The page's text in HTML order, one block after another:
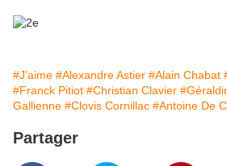
#J'aime #Alexandre Astier #Alain Chabat
#Franck Pitiot #Christian Clavier
Gallienne #Clovis Cornillac #Antoine De
Partager